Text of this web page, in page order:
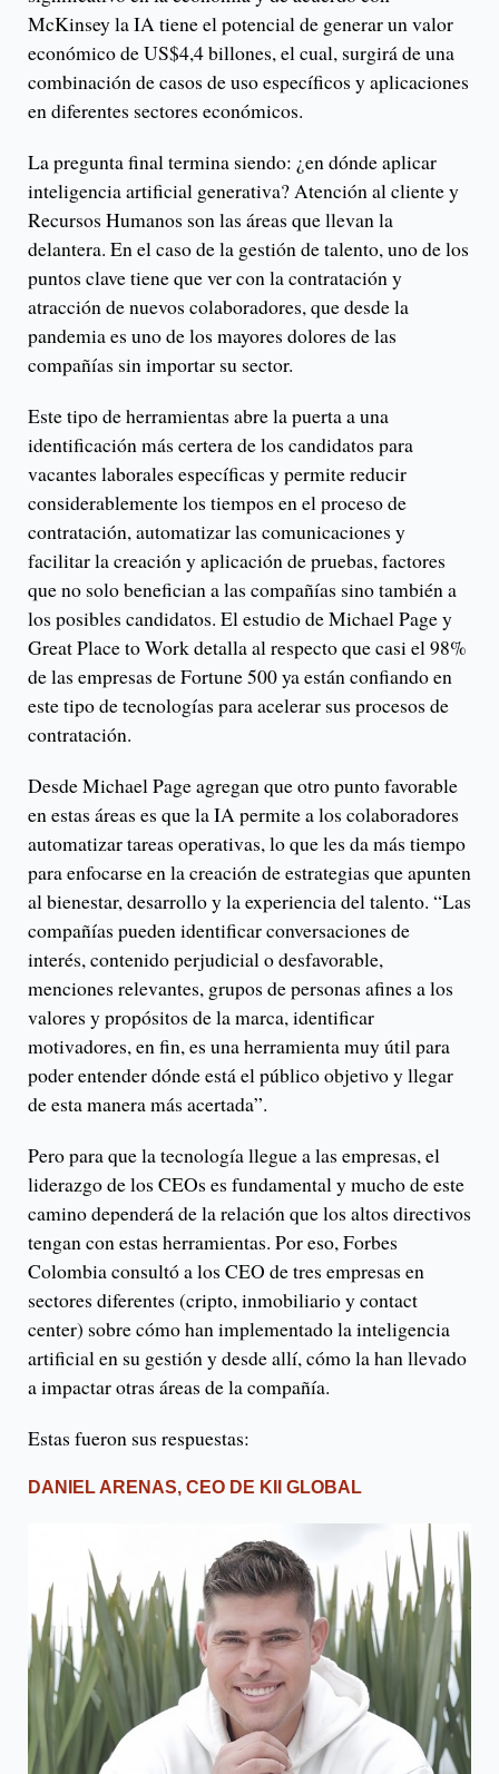
McKinsey la IA tiene el potencial de generar un valor
económico de US$4,4 billones, el cual, surgirá de una
combinación de casos de uso específicos y aplicaciones
en diferentes sectores económicos.
La pregunta final termina siendo: ¿en dónde aplicar
inteligencia artificial generativa? Atención al cliente y
Recursos Humanos son las áreas que llevan la
delantera. En el caso de la gestión de talento, uno de los
puntos clave tiene que ver con la contratación y
atracción de nuevos colaboradores, que desde la
pandemia es uno de los mayores dolores de las
compañías sin importar su sector.
Este tipo de herramientas abre la puerta a una
identificación más certera de los candidatos para
vacantes laborales específicas y permite reducir
considerablemente los tiempos en el proceso de
contratación, automatizar las comunicaciones y
facilitar la creación y aplicación de pruebas, factores
que no solo benefician a las compañías sino también a
los posibles candidatos. El estudio de Michael Page y
Great Place to Work detalla al respecto que casi el 98%
de las empresas de Fortune 500 ya están confiando en
este tipo de tecnologías para acelerar sus procesos de
contratación.
Desde Michael Page agregan que otro punto favorable
en estas áreas es que la IA permite a los colaboradores
automatizar tareas operativas, lo que les da más tiempo
para enfocarse en la creación de estrategias que apunten
al bienestar, desarrollo y la experiencia del talento. “Las
compañías pueden identificar conversaciones de
interés, contenido perjudicial o desfavorable,
menciones relevantes, grupos de personas afines a los
valores y propósitos de la marca, identificar
motivadores, en fin, es una herramienta muy útil para
poder entender dónde está el público objetivo y llegar
de esta manera más acertada”.
Pero para que la tecnología llegue a las empresas, el
liderazgo de los CEOs es fundamental y mucho de este
camino dependerá de la relación que los altos directivos
tengan con estas herramientas. Por eso, Forbes
Colombia consultó a los CEO de tres empresas en
sectores diferentes (cripto, inmobiliario y contact
center) sobre cómo han implementado la inteligencia
artificial en su gestión y desde allí, cómo la han llevado
a impactar otras áreas de la compañía.
Estas fueron sus respuestas:
DANIEL ARENAS, CEO DE KII GLOBAL